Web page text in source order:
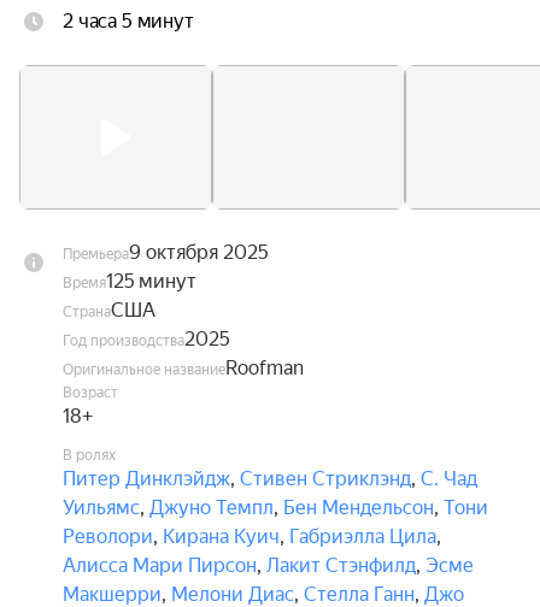
очаровательную сотрудницу магазина.
2 часа 5 минут
Премьера9 октября 2025
Время125 минут
СтранаСША
Год производства2025
Оригинальное названиеRoofman
Возраст
18+
В ролях
Питер Динклэйдж, Стивен Стриклэнд, С. Чад
Уильямс, Джуно Темпл, Бен Мендельсон, Тони
Револори, Кирана Куич, Габриэлла Цила,
Алисса Мари Пирсон, Лакит Стэнфилд, Эсме
Макшерри, Мелони Диас, Стелла Ганн, Джо